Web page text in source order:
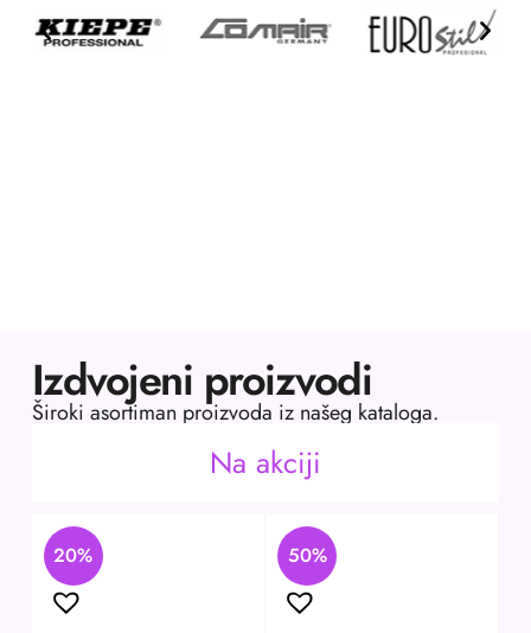
Izdvojeni proizvodi
Široki asortiman proizvoda iz našeg kataloga.
Na akciji
20% 50%